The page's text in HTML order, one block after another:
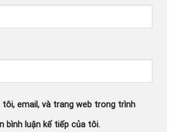
tôi, email, và trang web trong trình
bình luận kế tiếp của tôi.